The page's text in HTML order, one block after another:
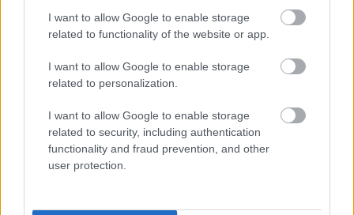
I want to allow Google to enable storage
related to functionality of the website or app.
I want to allow Google to enable storage
related to personalization.
I want to allow Google to enable storage
related to security, including authentication
functionality and fraud prevention, and other
user protection.
E-mail cím
Feliratkozom a hírlevélre és elfogadom az
szabályzatot!